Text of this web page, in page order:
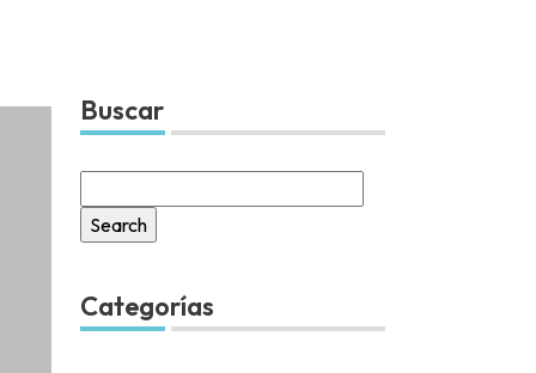
Buscar
for:
Categorías